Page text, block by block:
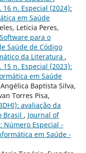
n. Especial (2024):
em Saúde
Leticia Peres,
para o
Saúde de Código
da Literatura ,
n. Especial (2023):
em Saúde
Baptista Silva,
Torres Pisa,
avaliação da
Brasil , Journal of
Número Especial -
em Saúde -